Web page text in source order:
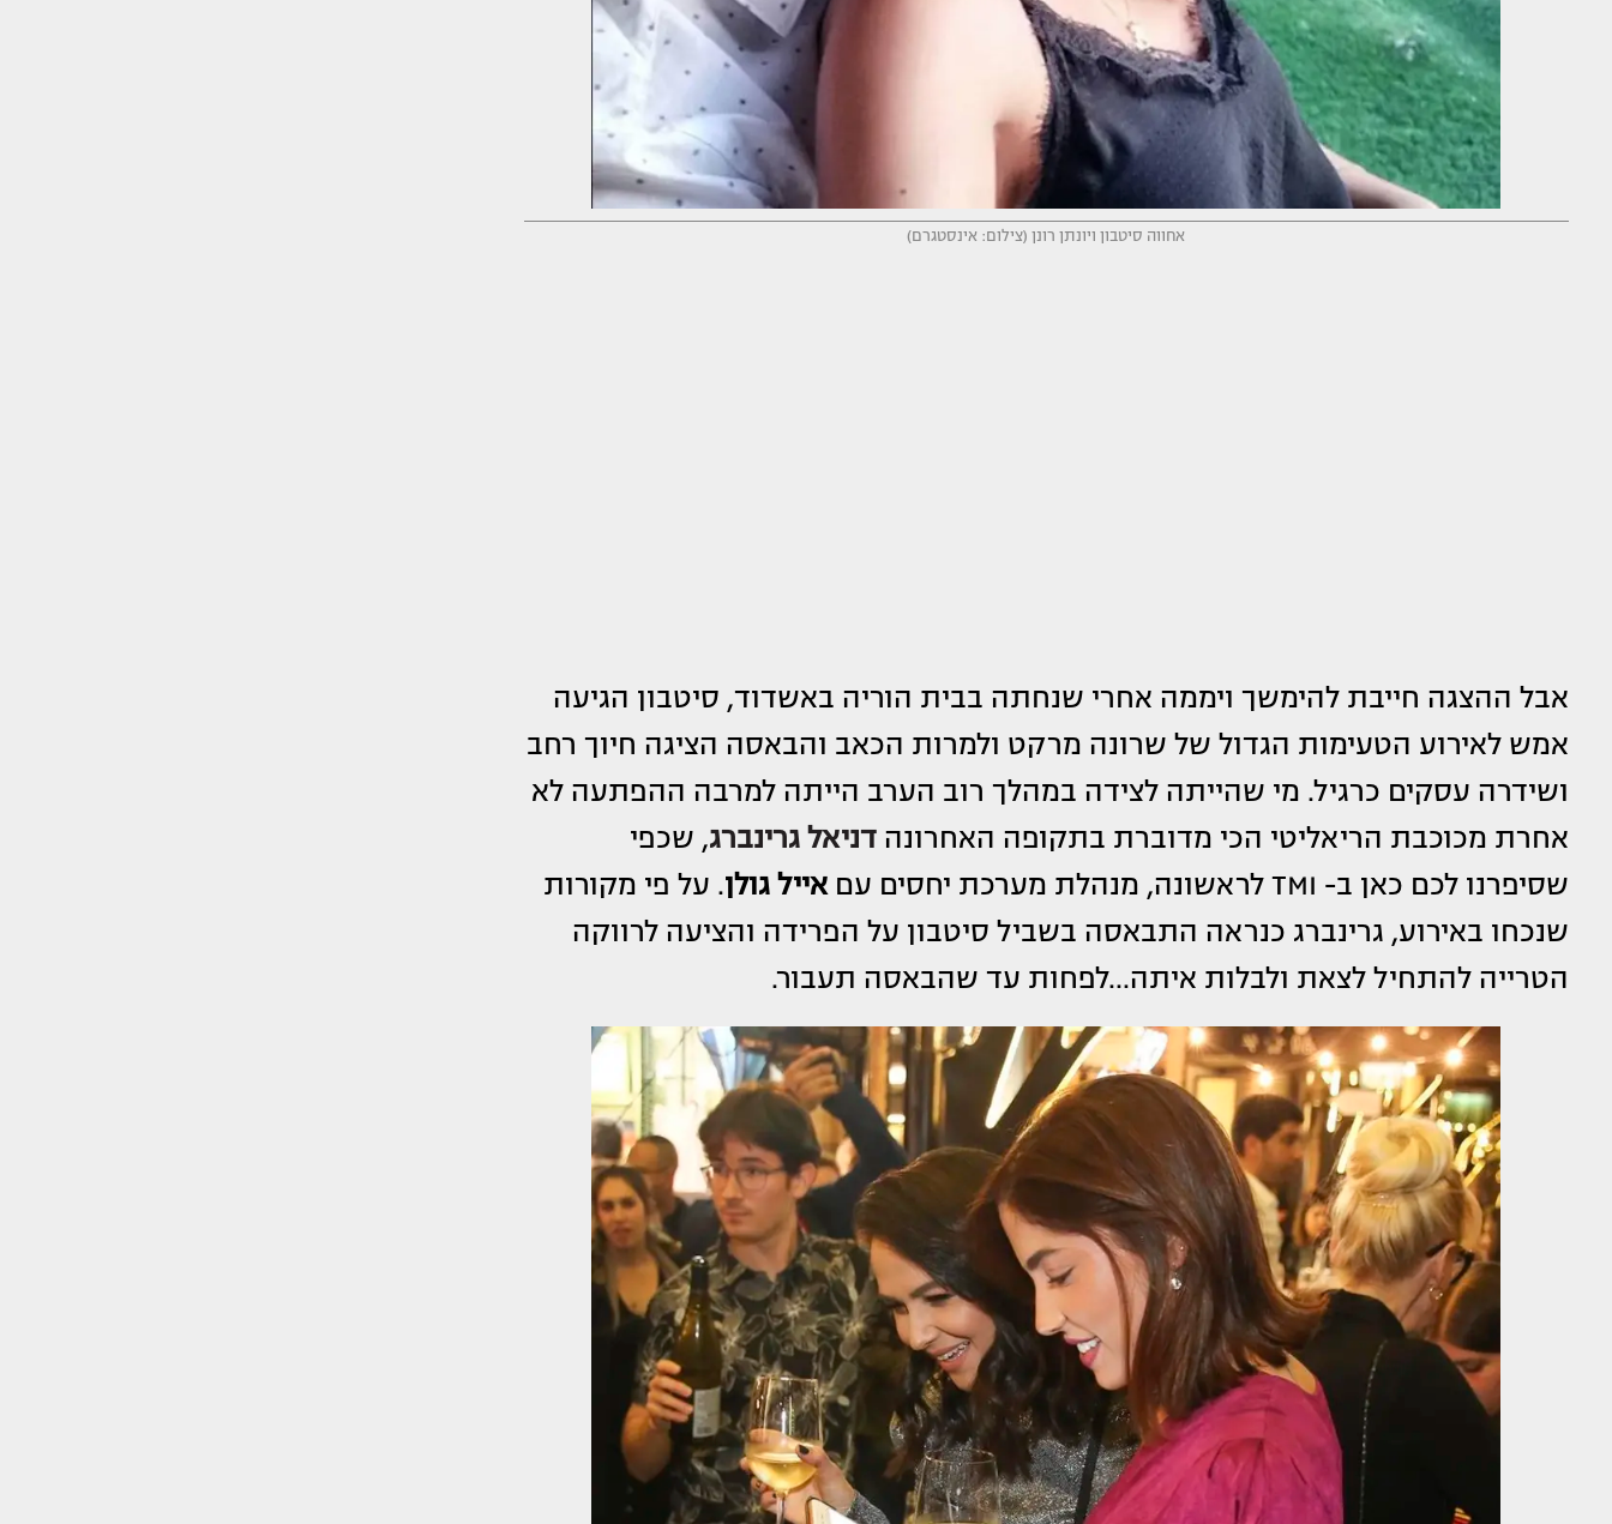
אחווה סיטבון ויונתן רונן (צילום: אינסטגרם)
אבל ההצגה חייבת להימשך ויממה אחרי שנחתה בבית הוריה באשדוד, סיטבון הגיעה
אמש לאירוע הטעימות הגדול של שרונה מרקט ולמרות הכאב והבאסה הציגה חיוך רחב
ושידרה עסקים כרגיל. מי שהייתה לצידה במהלך רוב הערב הייתה למרבה ההפתעה לא
אחרת מכוכבת הריאליטי הכי מדוברת בתקופה האחרונהדניאל גרינברג, שכפי
שסיפרנו לכם כאן ב- TMI לראשונה, מנהלת מערכת יחסים עם
אייל גולן. על פי מקורות
שנכחו באירוע, גרינברג כנראה התבאסה בשביל סיטבון על הפרידה והציעה לרווקה
הטרייה להתחיל לצאת ולבלות איתה...לפחות עד שהבאסה תעבור.